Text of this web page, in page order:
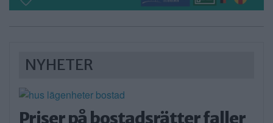
NYHETER
Priser på bostadsrätter faller